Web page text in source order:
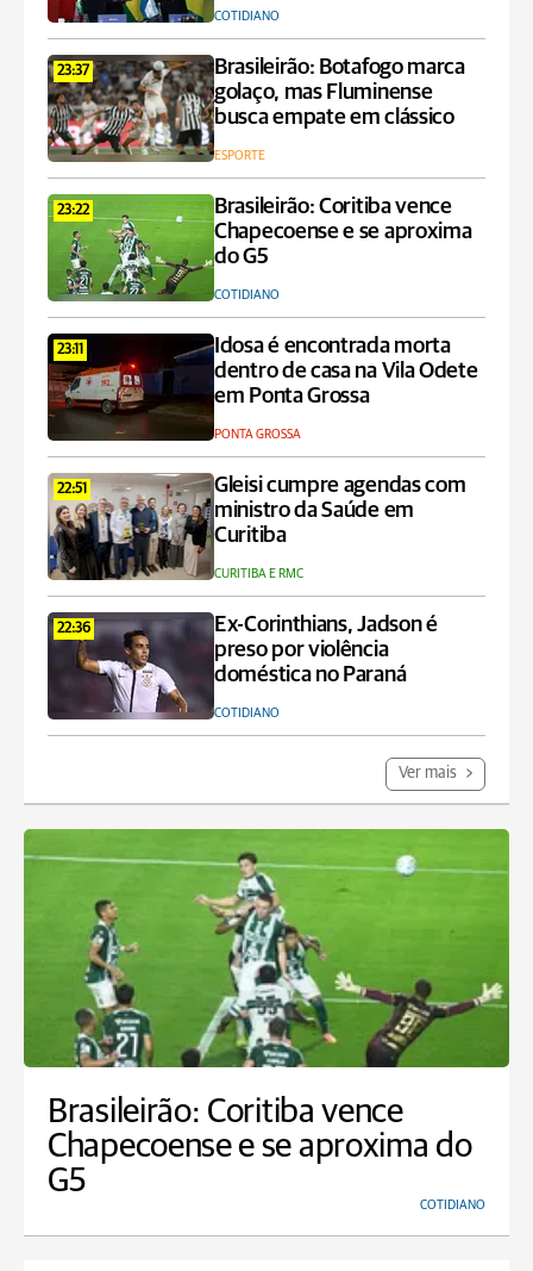
COTIDIANO
23:37
Brasileirão: Botafogo marca
golaço, mas Fluminense
busca empate em clássico
ESPORTE
23:22
Brasileirão: Coritiba vence
Chapecoense e se aproxima
do G5
COTIDIANO
23:11
Idosa é encontrada morta
dentro de casa na Vila Odete
em Ponta Grossa
PONTA GROSSA
22:51
Gleisi cumpre agendas com
ministro da Saúde em
Curitiba
CURITIBA E RMC
22:36
Ex-Corinthians, Jadson é
preso por violência
doméstica no Paraná
COTIDIANO
Ver mais
Brasileirão: Coritiba vence
Chapecoense e se aproxima do
G5
COTIDIANO